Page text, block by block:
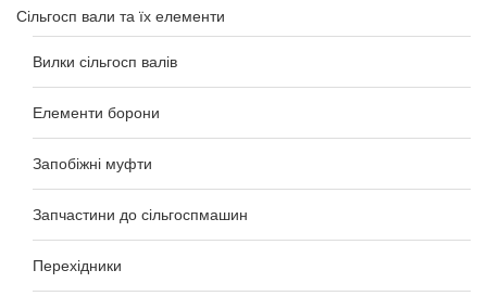
Сільгосп вали та їх елементи
Вилки сільгосп валів
Елементи борони
Запобіжні муфти
Запчастини до сільгоспмашин
Перехідники